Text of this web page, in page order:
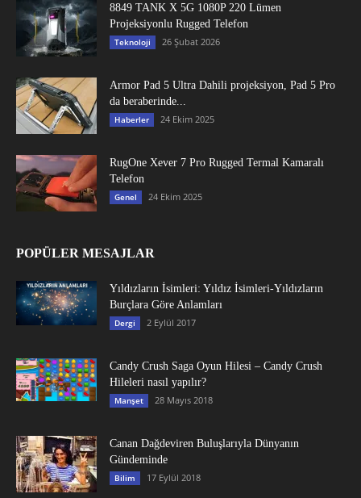
8849 TANK X 5G 1080P 220 Lümen
Projeksiyonlu Rugged Telefon
Teknoloji 26 Şubat 2026
Armor Pad 5 Ultra Dahili projeksiyon, Pad 5 Pro
da beraberinde...
Haberler 24 Ekim 2025
RugOne Xever 7 Pro Rugged Termal Kamaralı
Telefon
Genel 24 Ekim 2025
POPÜLER MESAJLAR
Yıldızların İsimleri: Yıldız İsimleri-Yıldızların
Burçlara Göre Anlamları
Dergi 2 Eylül 2017
Candy Crush Saga Oyun Hilesi – Candy Crush
Hileleri nasıl yapılır?
Manşet 28 Mayıs 2018
Canan Dağdeviren Buluşlarıyla Dünyanın
Gündeminde
Bilim 17 Eylül 2018